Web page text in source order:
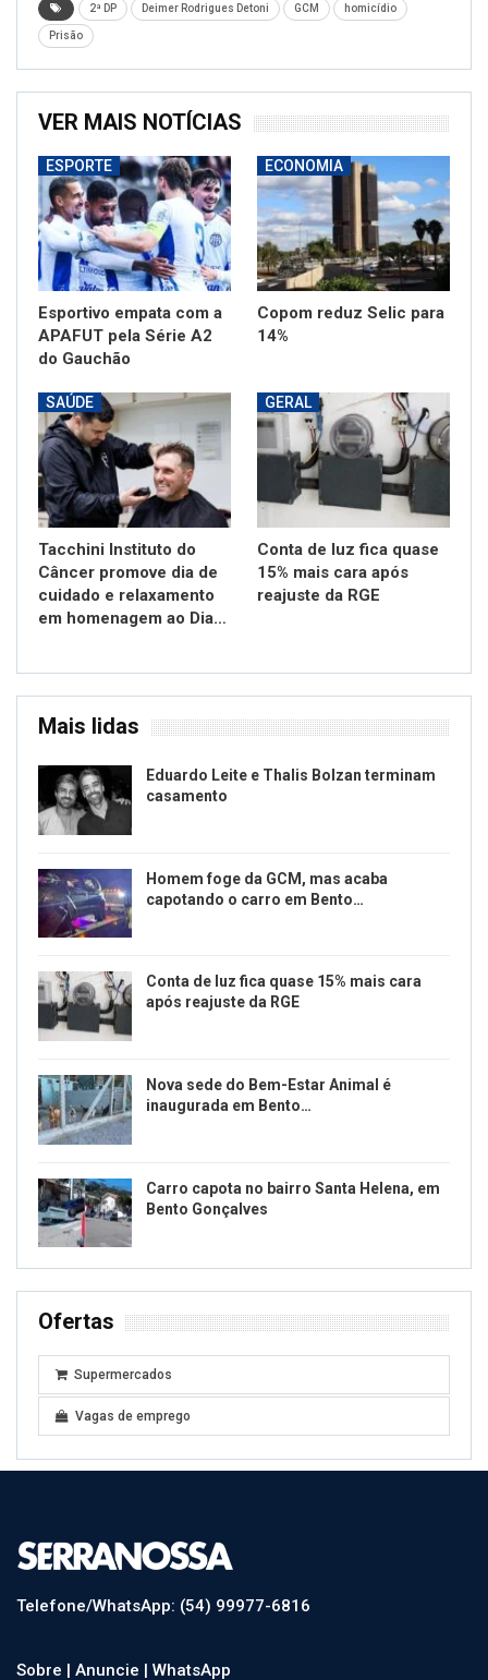
2ª DP Deimer Rodrigues Detoni GCM homicídio
Prisão
VER MAIS NOTÍCIAS
ESPORTE
Esportivo empata com a
APAFUT pela Série A2
do Gauchão
ECONOMIA
Copom reduz Selic para
14%
SAÚDE
Tacchini Instituto do
Câncer promove dia de
cuidado e relaxamento
em homenagem ao Dia…
GERAL
Conta de luz fica quase
15% mais cara após
reajuste da RGE
Mais lidas
Eduardo Leite e Thalis Bolzan terminam
casamento
Homem foge da GCM, mas acaba
capotando o carro em Bento…
Conta de luz fica quase 15% mais cara
após reajuste da RGE
Nova sede do Bem-Estar Animal é
inaugurada em Bento…
Carro capota no bairro Santa Helena, em
Bento Gonçalves
Ofertas
Supermercados
Vagas de emprego
Telefone/WhatsApp: (54) 99977-6816
Sobre | Anuncie | WhatsApp